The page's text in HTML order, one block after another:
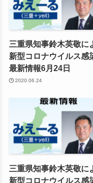
三重県知事鈴木英敬に
新型コロナウイルス感
最新情報6月24日
2020.06.24
三重県知事鈴木英敬に
新型コロナウイルス感